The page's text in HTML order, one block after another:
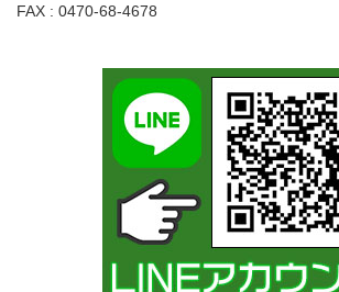
FAX : 0470-68-4678